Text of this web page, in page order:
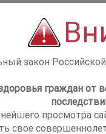
закон
граждан от
просмотра
свое